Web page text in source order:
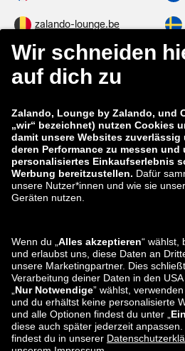
zalando-lounge.be
zalando-lounge.fi
zalando-lounge.co.uk
zalando-prive.es
zalando-lounge.lt
zalando-lounge.ro
zalando-lounge.lu
zalando-lounge.lv
Sie finden uns